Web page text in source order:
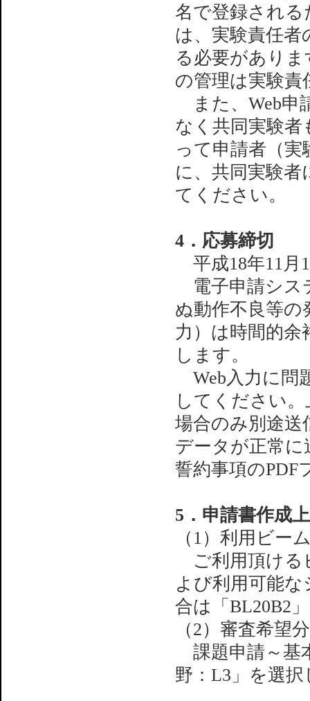
名で登録される
は、実験責任者
る必要があり
の管理は実験
また、Web申
なく共同実験
って申請者（
に、共同実験
てください。
4．応募締切
平成18年11月
電子申請シス
ぬ動作不良等の
力）は時間的
します。
Web入力に問
してください
場合のみ別途送
データが正常
誓約事項のPDF
5．申請書作成
（1）利用ビー
ご利用頂ける
よび利用可能
合は「BL20B2
（2）審査希望
課題申請～基
野：L3」を選